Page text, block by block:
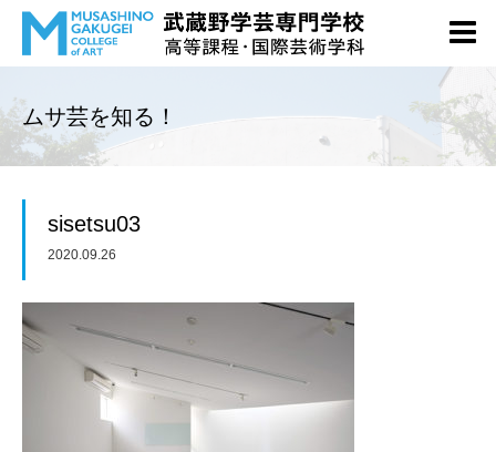
ムサ芸を知る！
sisetsu03
2020.09.26